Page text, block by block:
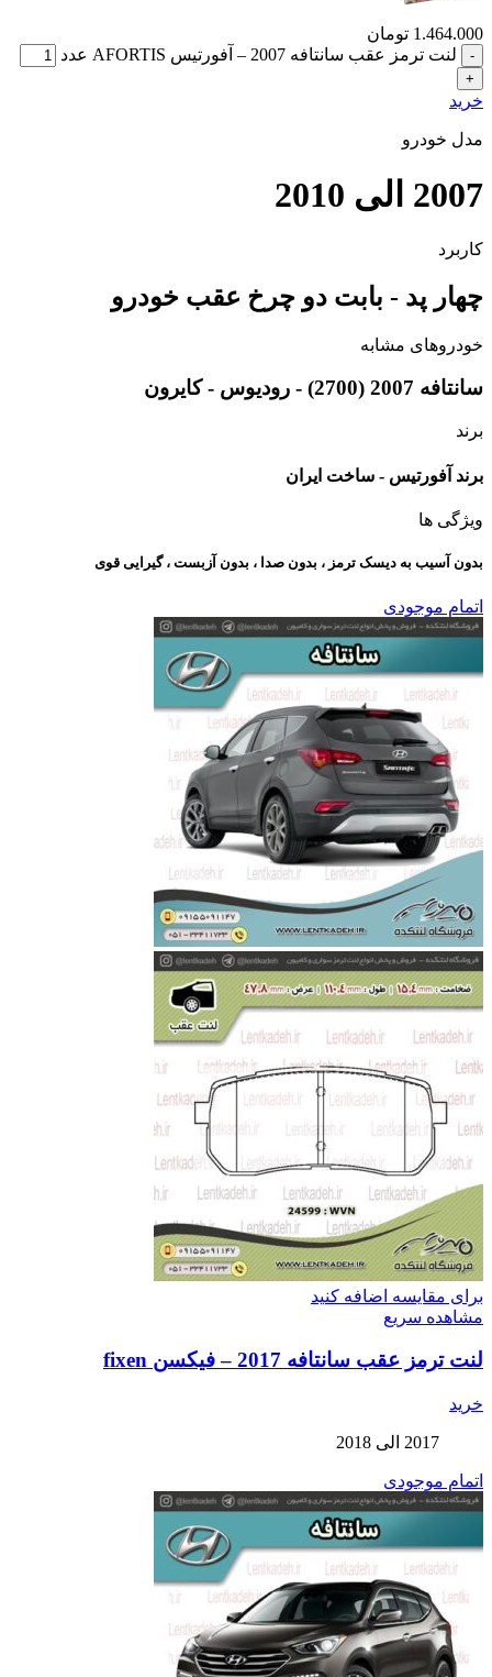
1.464.000 تومان
لنت ترمز عقب سانتافه 2007 – آفورتیس AFORTIS عدد
خرید
مدل خودرو
2007 الی 2010
کاربرد
چهار پد - بابت دو چرخ عقب خودرو
خودروهای مشابه
سانتافه 2007 (2700) - رودیوس - کایرون
برند
برند آفورتیس - ساخت ایران
ویژگی ها
بدون آسیب به دیسک ترمز ، بدون صدا ، بدون آزبست ، گیرایی قوی​
اتمام موجودی
برای مقایسه اضافه کنید
مشاهده سریع
لنت ترمز عقب سانتافه 2017 – فیکسن fixen
خرید
2017 الی 2018
اتمام موجودی